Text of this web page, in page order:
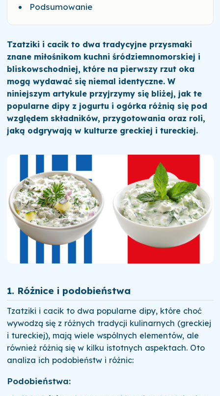
Podsumowanie
Tzatziki i cacik to dwa tradycyjne przysmaki
znane miłośnikom kuchni śródziemnomorskiej i
bliskowschodniej, które na pierwszy rzut oka
mogą wydawać się niemal identyczne. W
niniejszym artykule przyjrzymy się bliżej, jak te
popularne dipy z jogurtu i ogórka różnią się pod
względem składników, przygotowania oraz roli,
jaką odgrywają w kulturze greckiej i tureckiej.
1. Różnice i podobieństwa
Tzatziki i cacik to dwa popularne dipy, które choć
wywodzą się z różnych tradycji kulinarnych (greckiej
i tureckiej), mają wiele wspólnych elementów, ale
również różnią się w kilku istotnych aspektach. Oto
analiza ich podobieństw i różnic:
Podobieństwa: